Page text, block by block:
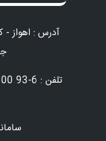
آدرس : اهواز